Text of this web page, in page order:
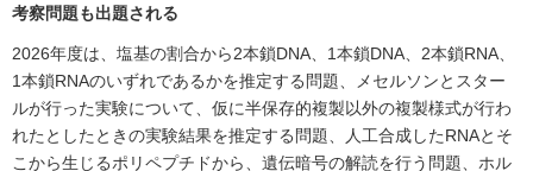
考察問題も出題される
2026年度は、塩基の割合から2本鎖DNA、1本鎖DNA、2本鎖RNA、
1本鎖RNAのいずれであるかを推定する問題、メセルソンとスター
ルが行った実験について、仮に半保存的複製以外の複製様式が行わ
れたとしたときの実験結果を推定する問題、人工合成したRNAとそ
こから生じるポリペプチドから、遺伝暗号の解読を行う問題、ホル